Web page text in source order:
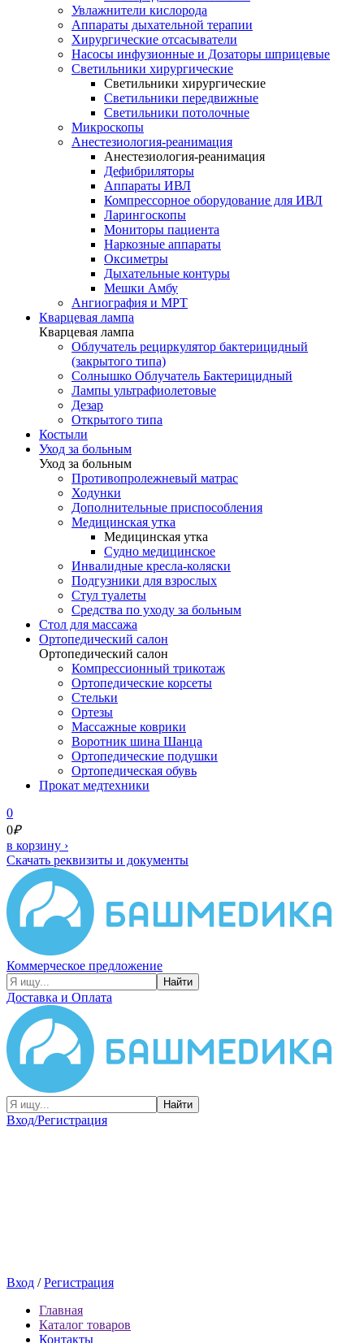
Увлажнители кислорода
Аппараты дыхательной терапии
Хирургические отсасыватели
Насосы инфузионные и Дозаторы шприцевые
Светильники хирургические
Светильники хирургические
Светильники передвижные
Светильники потолочные
Микроскопы
Анестезиология-реанимация
Анестезиология-реанимация
Дефибриляторы
Аппараты ИВЛ
Компрессорное оборудование для ИВЛ
Ларингоскопы
Мониторы пациента
Наркозные аппараты
Оксиметры
Дыхательные контуры
Мешки Амбу
Ангиография и МРТ
Кварцевая лампа
Кварцевая лампа
Облучатель рециркулятор бактерицидный
(закрытого типа)
Солнышко Облучатель Бактерицидный
Лампы ультрафиолетовые
Дезар
Открытого типа
Костыли
Уход за больным
Уход за больным
Противопролежневый матрас
Ходунки
Дополнительные приспособления
Медицинская утка
Медицинская утка
Судно медицинское
Инвалидные кресла-коляски
Подгузники для взрослых
Стул туалеты
Средства по уходу за больным
Cтол для массажа
Ортопедический салон
Ортопедический салон
Компрессионный трикотаж
Ортопедические корсеты
Стельки
Ортезы
Массажные коврики
Воротник шина Шанца
Ортопедические подушки
Ортопедическая обувь
Прокат медтехники
0
0₽
в корзину ›
Скачать реквизиты и документы
Коммерческое предложение
Найти
Доставка и Оплата
Найти
Вход/Регистрация
Вход /Регистрация
Главная
Каталог товаров
Контакты